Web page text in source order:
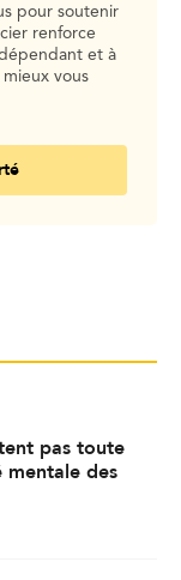
pour soutenir
renforce
et à
vous
pas toute
mentale des